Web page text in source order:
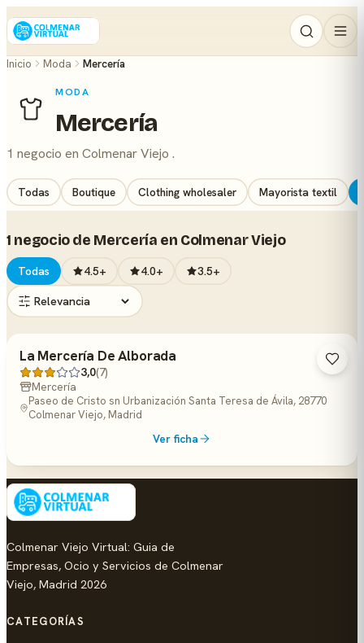
Inicio Moda Mercería
MODA
Mercería
1 negocio en Colmenar Viejo .
Todas Boutique Clothing wholesaler Mayorista textil
1 negocio de Mercería en Colmenar Viejo
Todas 4.5+ 4.0+ 3.5+
La Mercería De Alborada
3,0(7)
Mercería
Paseo de Cristo sn Urbanización Santa Teresa de Ávila, 28770
Colmenar Viejo, Madrid
Ver ficha
Colmenar Viejo Virtual: Guia de
Empresas, Ocio y Servicios de Colmenar
Viejo, Madrid 2026
CATEGORÍAS